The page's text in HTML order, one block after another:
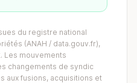
du registre national
(ANAH / data.gouv.fr),
Les mouvements
changements de syndic
aux fusions, acquisitions et